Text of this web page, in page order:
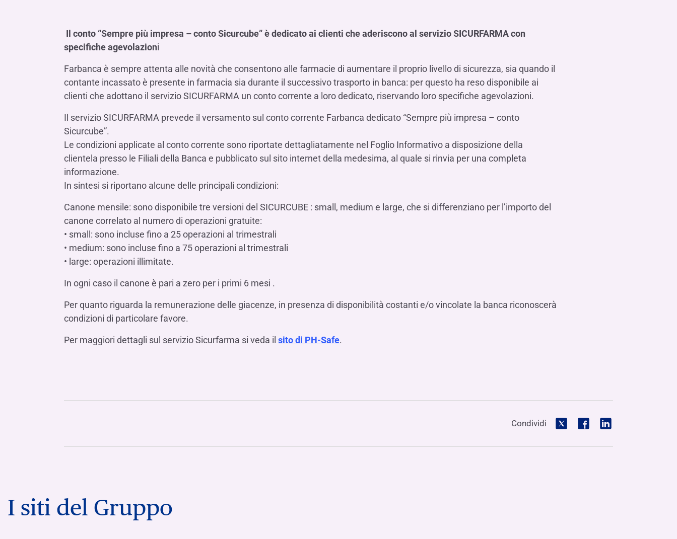
Il conto “Sempre più impresa – conto Sicurcube” è dedicato ai clienti che aderiscono al servizio SICURFARMA con
specifiche agevolazioni
Farbanca è sempre attenta alle novità che consentono alle farmacie di aumentare il proprio livello di sicurezza, sia quando il
contante incassato è presente in farmacia sia durante il successivo trasporto in banca: per questo ha reso disponibile ai
clienti che adottano il servizio SICURFARMA un conto corrente a loro dedicato, riservando loro specifiche agevolazioni.
Il servizio SICURFARMA prevede il versamento sul conto corrente Farbanca dedicato “Sempre più impresa – conto
Sicurcube”.
Le condizioni applicate al conto corrente sono riportate dettagliatamente nel Foglio Informativo a disposizione della
clientela presso le Filiali della Banca e pubblicato sul sito internet della medesima, al quale si rinvia per una completa
informazione.
In sintesi si riportano alcune delle principali condizioni:
Canone mensile: sono disponibile tre versioni del SICURCUBE : small, medium e large, che si differenziano per l’importo del
canone correlato al numero di operazioni gratuite:
• small: sono incluse fino a 25 operazioni al trimestrali
• medium: sono incluse fino a 75 operazioni al trimestrali
• large: operazioni illimitate.
In ogni caso il canone è pari a zero per i primi 6 mesi .
Per quanto riguarda la remunerazione delle giacenze, in presenza di disponibilità costanti e/o vincolate la banca riconoscerà
condizioni di particolare favore.
Per maggiori dettagli sul servizio Sicurfarma si veda il sito di PH-Safe.
Condividi
I siti del Gruppo